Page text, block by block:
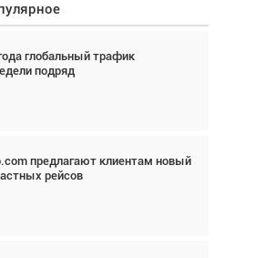
глобальный трафик
подряд
предлагают клиентам новый
рейсов
тандем вертолётов и БПЛА в
Дэйв Кох: «Фотография
а ИИ всё портит»